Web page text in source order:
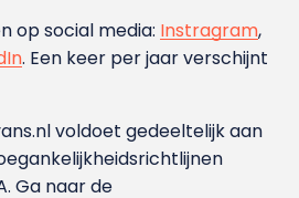
op social media: Instragram,
. Een keer per jaar verschijnt
voldoet gedeeltelijk aan
Ga naar de